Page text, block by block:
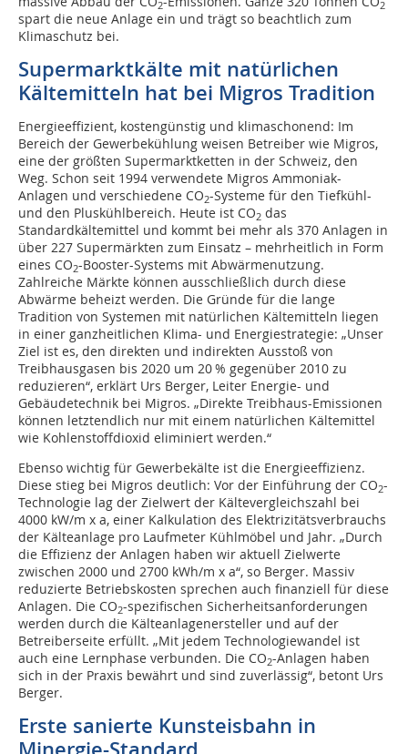
2 2
spart die neue Anlage ein und trägt so beachtlich zum
Klimaschutz bei.
Supermarktkälte mit natürlichen
Kältemitteln hat bei Migros Tradition
Energieeffizient, kostengünstig und klimaschonend: Im
Bereich der Gewerbekühlung weisen Betreiber wie Migros,
eine der größten Supermarktketten in der Schweiz, den
Weg. Schon seit 1994 verwendete Migros Ammoniak-
Anlagen und verschiedene CO2-Systeme für den Tiefkühl-
und den Pluskühlbereich. Heute ist CO2 das
Standardkältemittel und kommt bei mehr als 370 Anlagen in
über 227 Supermärkten zum Einsatz – mehrheitlich in Form
eines CO2-Booster-Systems mit Abwärmenutzung.
Zahlreiche Märkte können ausschließlich durch diese
Abwärme beheizt werden. Die Gründe für die lange
Tradition von Systemen mit natürlichen Kältemitteln liegen
in einer ganzheitlichen Klima- und Energiestrategie: „Unser
Ziel ist es, den direkten und indirekten Ausstoß von
Treibhausgasen bis 2020 um 20 % gegenüber 2010 zu
reduzieren“, erklärt Urs Berger, Leiter Energie- und
Gebäudetechnik bei Migros. „Direkte Treibhaus-Emissionen
können letztendlich nur mit einem natürlichen Kältemittel
wie Kohlenstoffdioxid eliminiert werden.“
Ebenso wichtig für Gewerbekälte ist die Energieeffizienz.
Diese stieg bei Migros deutlich: Vor der Einführung der CO2-
Technologie lag der Zielwert der Kältevergleichszahl bei
4000 kW/m x a, einer Kalkulation des Elektrizitätsverbrauchs
der Kälteanlage pro Laufmeter Kühlmöbel und Jahr. „Durch
die Effizienz der Anlagen haben wir aktuell Zielwerte
zwischen 2000 und 2700 kWh/m x a“, so Berger. Massiv
reduzierte Betriebskosten sprechen auch finanziell für diese
Anlagen. Die CO2-spezifischen Sicherheitsanforderungen
werden durch die Kälteanlagenersteller und auf der
Betreiberseite erfüllt. „Mit jedem Technologiewandel ist
auch eine Lernphase verbunden. Die CO2-Anlagen haben
sich in der Praxis bewährt und sind zuverlässig“, betont Urs
Berger.
Erste sanierte Kunsteisbahn in